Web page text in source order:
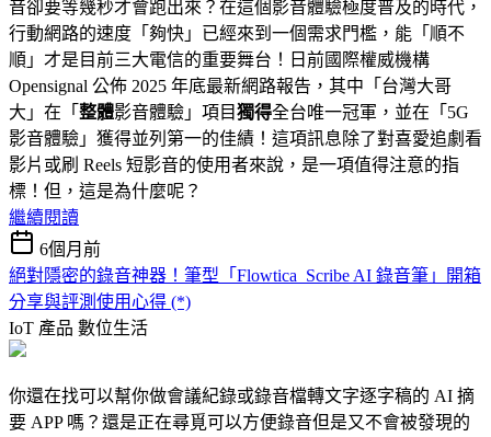
音卻要等幾秒才會跑出來？在這個影音體驗極度普及的時代，
行動網路的速度「夠快」已經來到一個需求門檻，能「順不
順」才是目前三大電信的重要舞台！日前國際權威機構
Opensignal 公佈 2025 年底最新網路報告，其中「台灣大哥
大」在「 整體影音體驗」項目獨得全台唯一冠軍，並在「5G
影音體驗」獲得並列第一的佳績！這項訊息除了對喜愛追劇看
影片或刷 Reels 短影音的使用者來說，是一項值得注意的指
標！但，這是為什麼呢？
繼續閱讀
6個月前
絕對隱密的錄音神器！筆型「Flowtica Scribe AI 錄音筆」開箱
分享與評測使用心得 (*)
IoT 產品 數位生活
你還在找可以幫你做會議紀錄或錄音檔轉文字逐字稿的 AI 摘
要 APP 嗎？還是正在尋覓可以方便錄音但是又不會被發現的